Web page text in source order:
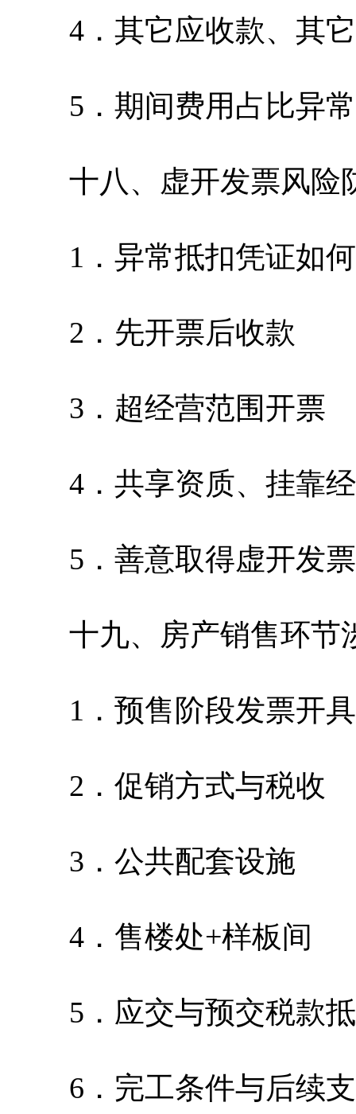
4．其它应收款、其它
5．期间费用占比异常
十八、虚开发票风险
1．异常抵扣凭证如
2．先开票后收款
3．超经营范围开票
4．共享资质、挂靠
5．善意取得虚开发票
十九、房产销售环节
1．预售阶段发票开具
2．促销方式与税收
3．公共配套设施
4．售楼处+样板间
5．应交与预交税款
6．完工条件与后续